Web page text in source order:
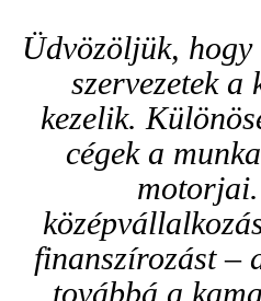
Üdvözöljük, hogy
szervezetek
kezelik.
cégek a
motorjai.
finanszírozást –
továbbá a